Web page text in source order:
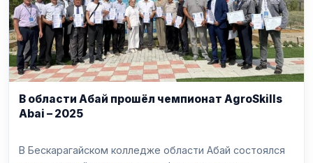
В области Абай прошёл чемпионат AgroSkills
Abai – 2025
В Бескарагайском колледже области Абай состоялся